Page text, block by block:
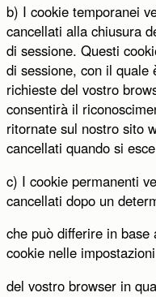
b) I cookie temporanei
cancellati alla chiusura
di sessione. Questi
di sessione, con il quale
richieste del vostro
consentirà il
ritornate sul nostro sito
cancellati quando si
c) I cookie permanenti
cancellati dopo un
che può differire in
cookie nelle
del vostro browser in